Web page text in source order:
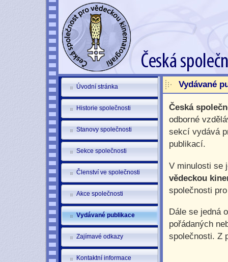
Vydávané
Česká
odborné
sekcí vydává
publikací.
V minulosti se
vědeckou
společnosti
Dále se jedná
pořádaných
společnosti. Z
Úvodní stránka
Historie společnosti
Stanovy společnosti
Sekce společnosti
Členství ve společnosti
Akce společnosti
Vydávané publikace
Zajímavé odkazy
Kontaktní informace